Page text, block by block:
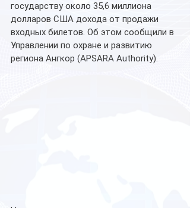
государству около 35,6 миллиона
долларов США дохода от продажи
входных билетов. Об этом сообщили в
Управлении по охране и развитию
региона Ангкор (APSARA Authority).